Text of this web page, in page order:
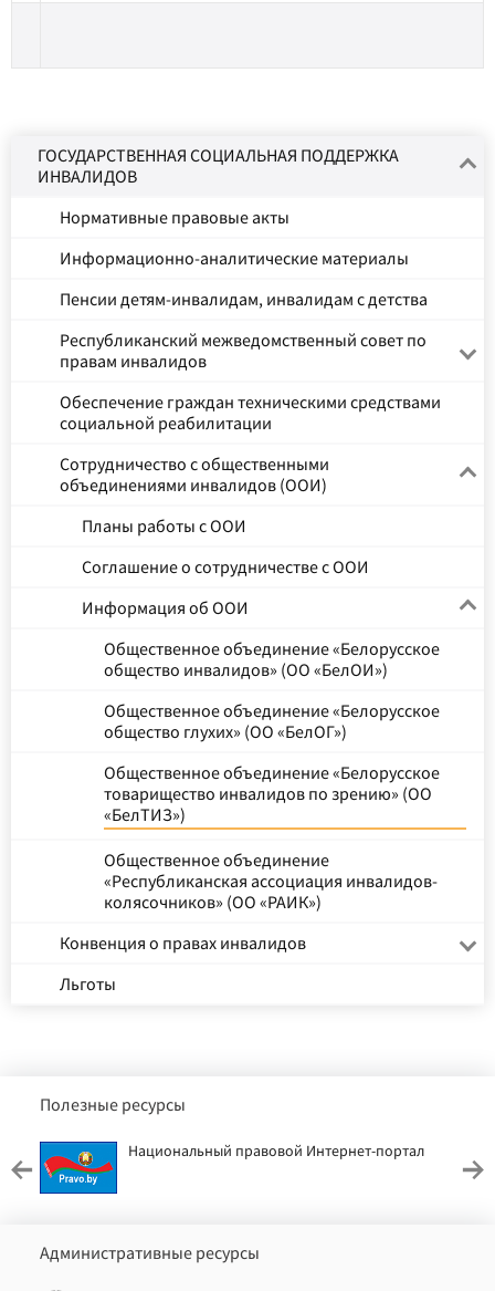
ГОСУДАРСТВЕННАЯ СОЦИАЛЬНАЯ ПОДДЕРЖКА
ИНВАЛИДОВ
Нормативные правовые акты
Информационно-аналитические материалы
Пенсии детям-инвалидам, инвалидам с детства
Республиканский межведомственный совет по
правам инвалидов
Обеспечение граждан техническими средствами
социальной реабилитации
Сотрудничество с общественными
объединениями инвалидов (ООИ)
Планы работы с ООИ
Соглашение о сотрудничестве с ООИ
Информация об ООИ
Общественное объединение «Белорусское
общество инвалидов» (ОО «БелОИ»)
Общественное объединение «Белорусское
общество глухих» (ОО «БелОГ»)
Общественное объединение «Белорусское
товарищество инвалидов по зрению» (ОО
«БелТИЗ»)
Общественное объединение
«Республиканская ассоциация инвалидов-
колясочников» (ОО «РАИК»)
Конвенция о правах инвалидов
Льготы
Полезные ресурсы
Национальный правовой Интернет-портал
Административные ресурсы